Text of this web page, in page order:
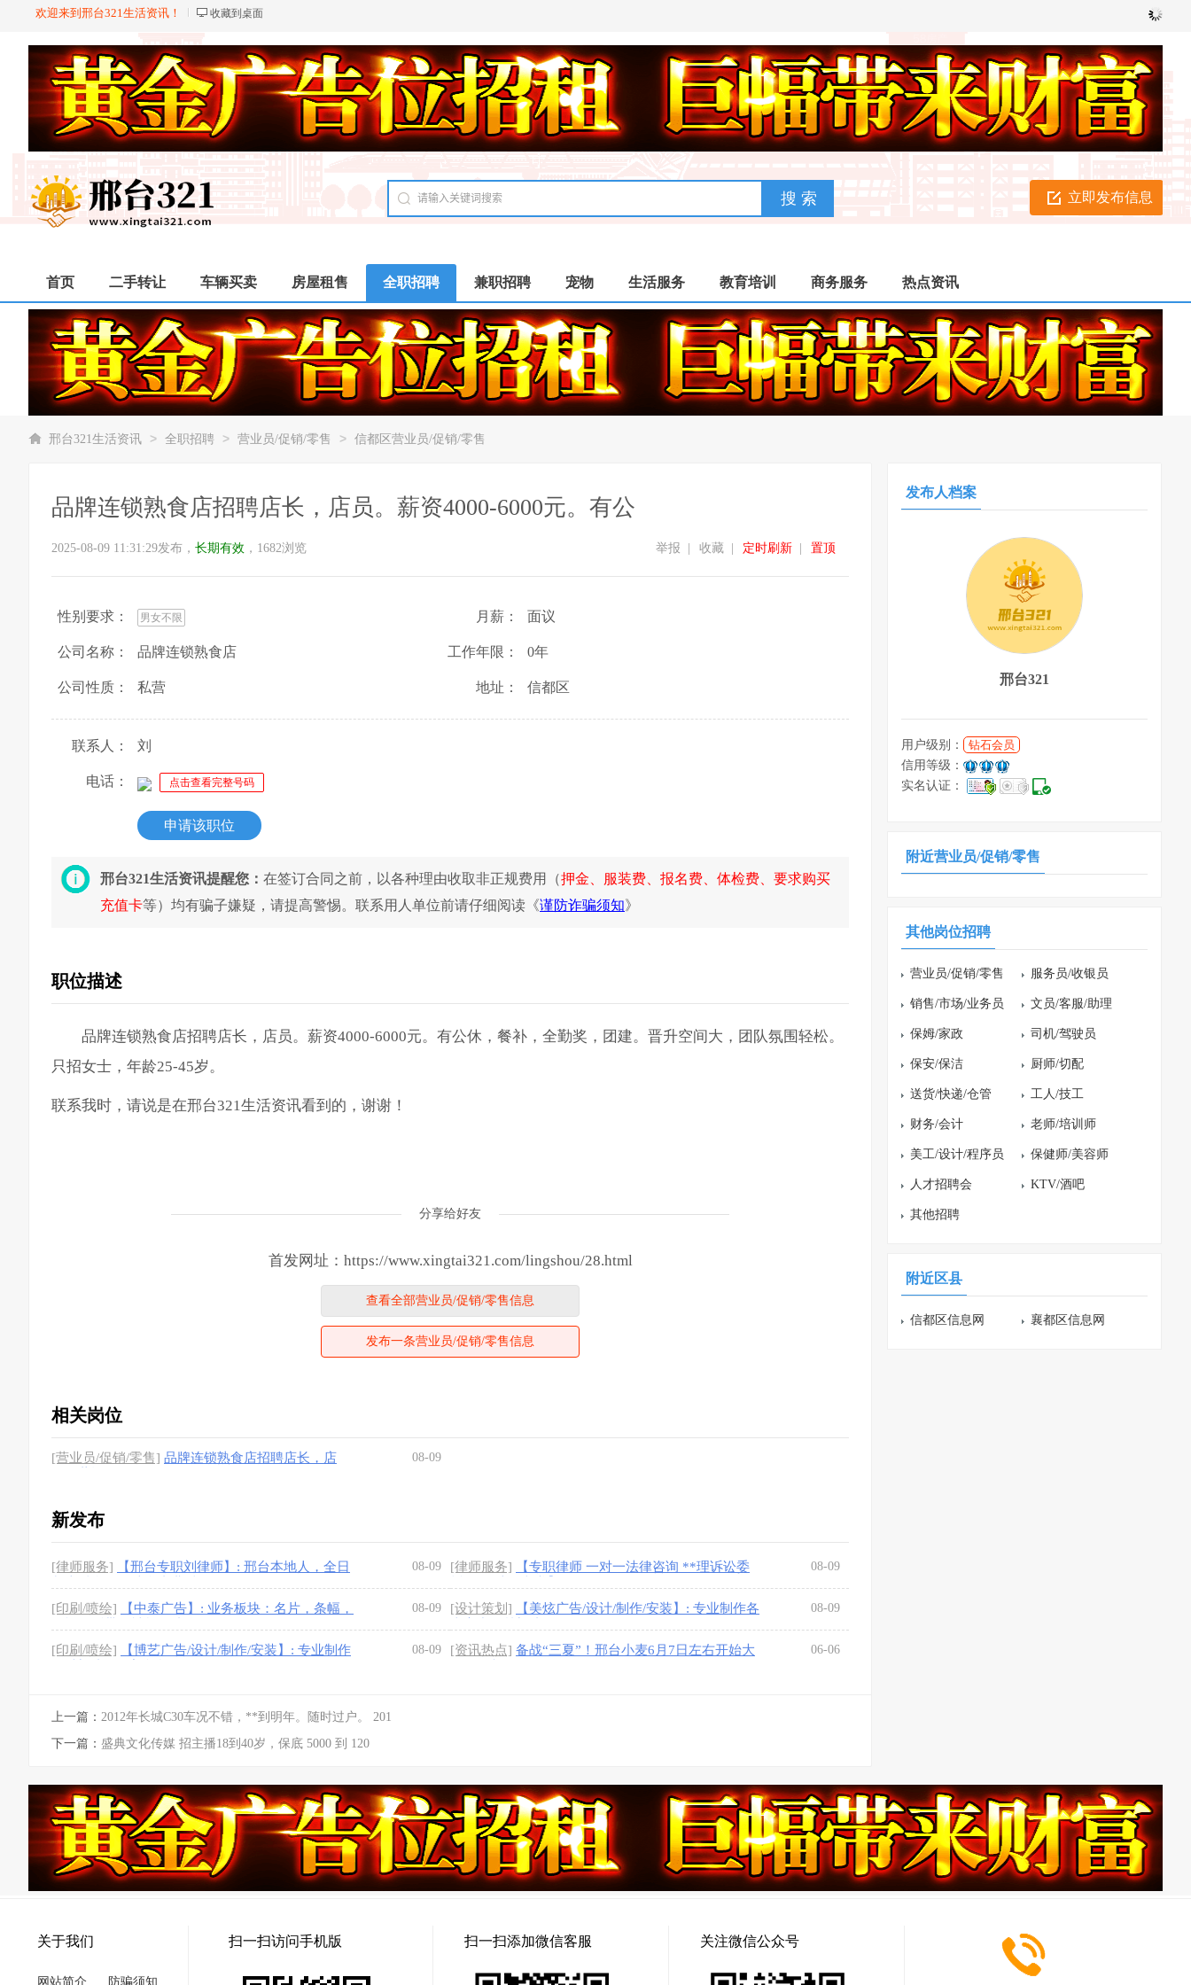
欢迎来到邢台321生活资讯！ 收藏到桌面
立即发布信息
首页 二手转让 车辆买卖 房屋租售 全职招聘 兼职招聘 宠物 生活服务 教育培训 商务服务 热点资讯
邢台321生活资讯 > 全职招聘 > 营业员/促销/零售 > 信都区营业员/促销/零售
品牌连锁熟食店招聘店长，店员。薪资4000-6000元。有公
2025-08-09 11:31:29发布， 长期有效 ，1682浏览 置顶
定时刷新
收藏
举报
性别要求： 男女不限 月薪： 面议
公司名称： 品牌连锁熟食店 工作年限： 0年
公司性质： 私营 地址： 信都区
联系人： 刘
电话： 点击查看完整号码
申请该职位
邢台321生活资讯提醒您： 在签订合同之前，以各种理由收取非正规费用（押金、服装费、报名费、体检费、要求购买
充值卡等）均有骗子嫌疑，请提高警惕。联系用人单位前请仔细阅读《谨防诈骗须知》
职位描述
品牌连锁熟食店招聘店长，店员。薪资4000-6000元。有公休，餐补，全勤奖，团建。晋升空间大，团队氛围轻松。
只招女士，年龄25-45岁。
联系我时，请说是在邢台321生活资讯看到的，谢谢！
分享给好友
首发网址：https://www.xingtai321.com/lingshou/28.html
查看全部营业员/促销/零售信息
发布一条营业员/促销/零售信息
相关岗位
[营业员/促销/零售] 品牌连锁熟食店招聘店长，店
08-09
新发布
[律师服务]
【邢台专职刘律师】: 邢台本地人，全日
08-09 [律师服务]
【专职律师 一对一法律咨询 **理诉讼委
08-09
[印刷/喷绘]
【中泰广告】: 业务板块：名片，条幅，
08-09 [设计策划]
【美炫广告/设计/制作/安装】: 专业制作各
08-09
[印刷/喷绘]
【博艺广告/设计/制作/安装】: 专业制作
08-09 [资讯热点] 备战“三夏”！邢台小麦6月7日左右开始大
06-06
上一篇： 2012年长城C30车况不错，**到明年。随时过户。 201
下一篇： 盛典文化传媒 招主播18到40岁，保底 5000 到 120
发布人档案
邢台321
用户级别：
钻石会员
信用等级：
实名认证：
附近营业员/促销/零售
其他岗位招聘
营业员/促销/零售 服务员/收银员
销售/市场/业务员 文员/客服/助理
保姆/家政 司机/驾驶员
保安/保洁 厨师/切配
送货/快递/仓管 工人/技工
财务/会计 老师/培训师
美工/设计/程序员 保健师/美容师
人才招聘会 KTV/酒吧
其他招聘
附近区县
信都区信息网 襄都区信息网
关于我们
网站简介 防骗须知
扫一扫访问手机版 扫一扫添加微信客服 关注微信公众号